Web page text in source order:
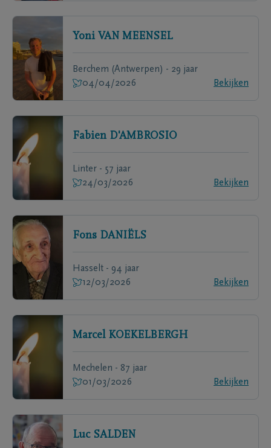
Yoni VAN MEENSEL
Berchem (Antwerpen) - 29 jaar
04/04/2026
Bekijken
Fabien D'AMBROSIO
Linter - 57 jaar
24/03/2026
Bekijken
Fons DANIËLS
Hasselt - 94 jaar
12/03/2026
Bekijken
Marcel KOEKELBERGH
Mechelen - 87 jaar
01/03/2026
Bekijken
Luc SALDEN